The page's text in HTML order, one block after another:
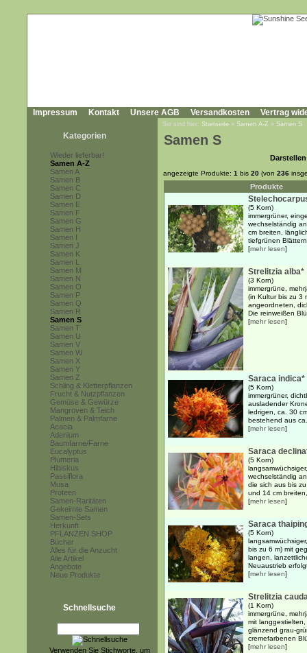
Impressum Kontakt Unsere AGB Versandkosten Vertrag
Kategorien
Wieder lieferbar!
Samen A-Z
Samen A
Samen B
Samen C
Samen D
Samen E
Samen F
Samen G
Samen H
Samen I
Samen J
Samen K
Samen L
Samen M
Samen N
Samen O
Samen P
Samen Q
Samen R
Samen S
Samen T
Samen U
Samen V
Samen W
Samen X
Samen Y
Samen Z
Schling & Kletterpflanzen
Frucht & Nutzpflanzen
Gemüse & Gewürze
Mangroven & Teich
Palmen & Palmfarne
Acacia
Adenium
Baumfarne/Farne
Eucalyptus
Plumeria
Hibiskus
Passiflora
Musa
Proteen
Samen-Raritäten
Gekeimte Samen
Samen-Sets
Herkunft
PFLANZEN SHOP
Bücher
Alles für die Anzucht
Alle Artikel
Angebote
Neue Produkte
Schnellsuche
Verwenden Sie Stichworte, um
Sie sind hier: Startseite » Samen A-Z » Samen S
Samen S
angezeigte Produkte: 1 bis 20 (von 236
Produkte
(5 Korn)
immergrüner,
wechselständig
cm breiten,
tiefgrünen
[mehr lesen]
Strelitzia alba*
(3 Korn)
immergrüne,
(in Kultur bis zu 3
angeordneten,
Die reinweißen
[mehr lesen]
Saraca indica*
(5 Korn)
immergrüner,
ausladender
ledrigen, ca. 30
bestehend aus
[mehr lesen]
Saraca
(5 Korn)
wechselständig
die sich aus bis
und 14 cm
[mehr lesen]
Saraca
(5 Korn)
bis zu 6 m) mit
langen,
Neuaustrieb
[mehr lesen]
Strelitzia
(1 Korn)
immergrüne,
mit
glänzend grau-
cremefarbenen
[mehr lesen]